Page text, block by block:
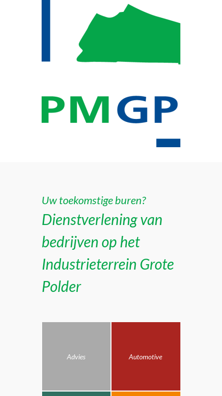
Uw toekomstige buren?
Dienstverlening van
bedrijven op het
Industrieterrein Grote
Polder
Advies Automotive